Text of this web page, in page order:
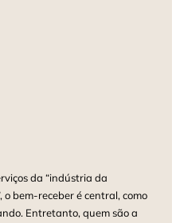
da “indústria da
o bem-receber é central, como
Entretanto, quem são a